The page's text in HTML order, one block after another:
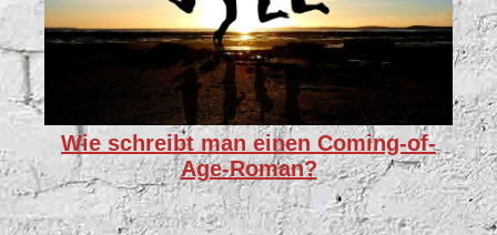
Wie schreibt man einen Coming-of-
Age-Roman?